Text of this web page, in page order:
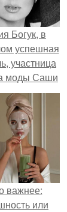
Богук, в
успешная
участница
моды Саши
а
- директор
Агентства
моды
BJ - о
с
Сашей
и о
Театре
важнее:
или